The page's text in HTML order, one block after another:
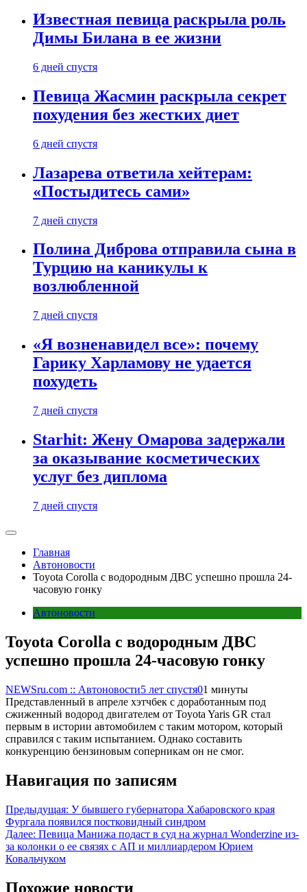
Известная певица раскрыла роль
Димы Билана в ее жизни
6 дней спустя
Певица Жасмин раскрыла секрет
похудения без жестких диет
6 дней спустя
Лазарева ответила хейтерам:
«Постыдитесь сами»
7 дней спустя
Полина Диброва отправила сына в
Турцию на каникулы к
возлюбленной
7 дней спустя
«Я возненавидел все»: почему
Гарику Харламову не удается
похудеть
7 дней спустя
Starhit: Жену Омарова задержали
за оказывание косметических
услуг без диплома
7 дней спустя
Главная
Автоновости
Toyota Corolla с водородным ДВС успешно прошла 24-
часовую гонку
Автоновости
Toyota Corolla с водородным ДВС
успешно прошла 24-часовую гонку
NEWSru.com :: Автоновости5 лет спустя01 минуты
Представленный в апреле хэтчбек с доработанным под
сжиженный водород двигателем от Toyota Yaris GR стал
первым в истории автомобилем с таким мотором, который
справился с таким испытанием. Однако составить
конкуренцию бензиновым соперникам он не смог.
Навигация по записям
Предыдущая: У бывшего губернатора Хабаровского края
Фургала появился постковидный синдром
Далее: Певица Манижа подаст в суд на журнал Wonderzine из-
за колонки о ее связях с АП и миллиардером Юрием
Ковальчуком
Похожие новости